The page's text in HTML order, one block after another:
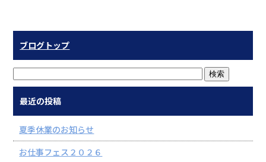
ブログトップ
最近の投稿
夏季休業のお知らせ
お仕事フェス２０２６